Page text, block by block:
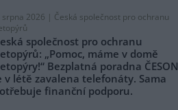
srpna 2026 | Česká společnost pro ochranu
společnost pro ochranu
„Pomoc, máme v domě
Bezplatná poradna ČESON
v létě zavalena telefonáty. Sama
finanční podporu.